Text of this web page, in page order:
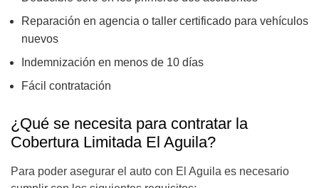
Reparación en agencia o taller certificado para vehículos
nuevos
Indemnización en menos de 10 días
Fácil contratación
¿Qué se necesita para contratar la
Cobertura Limitada El Aguila?
Para poder asegurar el auto con El Aguila es necesario